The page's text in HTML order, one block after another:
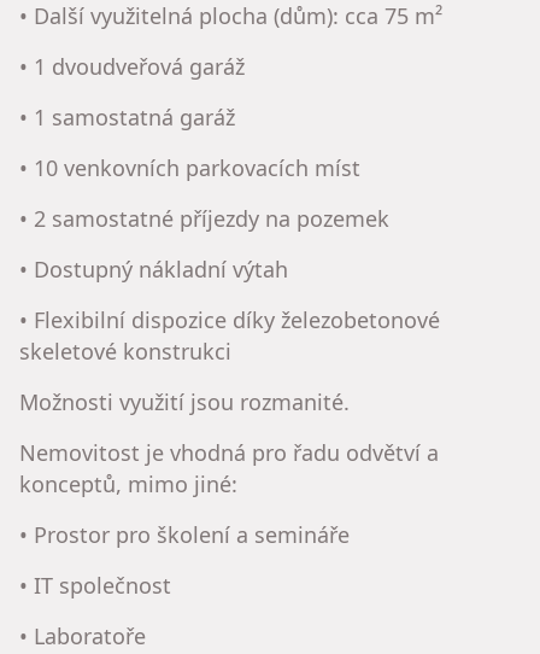
• Další využitelná plocha (dům): cca 75 m²
• 1 dvoudveřová garáž
• 1 samostatná garáž
• 10 venkovních parkovacích míst
• 2 samostatné příjezdy na pozemek
• Dostupný nákladní výtah
• Flexibilní dispozice díky železobetonové
skeletové konstrukci
Možnosti využití jsou rozmanité.
Nemovitost je vhodná pro řadu odvětví a
konceptů, mimo jiné:
• Prostor pro školení a semináře
• IT společnost
• Laboratoře